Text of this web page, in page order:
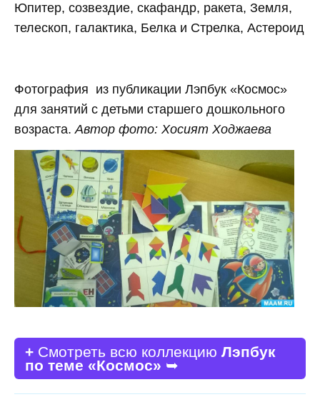
Юпитер, созвездие, скафандр, ракета, Земля,
телескоп, галактика, Белка и Стрелка, Астероид
Фотография из публикации Лэпбук «Космос»
для занятий с детьми старшего дошкольного
возраста.Автор фото: Хосият Ходжаева
+ Смотреть всю коллекцию Лэпбук
по теме «Космос» ➥